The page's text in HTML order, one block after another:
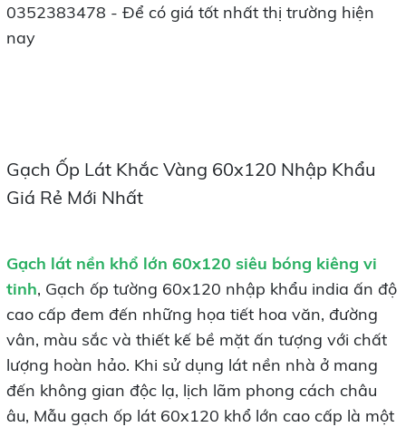
0352383478 - Để có giá tốt nhất thị trường hiện
nay
Gạch Ốp Lát Khắc Vàng 60x120 Nhập Khẩu
Giá Rẻ Mới Nhất
Gạch lát nền khổ lớn 60x120 siêu bóng kiêng vi
tinh, Gạch ốp tường 60x120 nhập khẩu india ấn độ
cao cấp đem đến những họa tiết hoa văn, đường
vân, màu sắc và thiết kế bề mặt ấn tượng với chất
lượng hoàn hảo. Khi sử dụng lát nền nhà ở mang
đến không gian độc lạ, lịch lãm phong cách châu
âu, Mẫu gạch ốp lát 60x120 khổ lớn cao cấp là một